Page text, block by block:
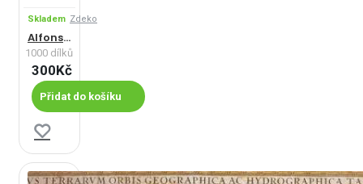
Skladem Zdeko
Alfons Mucha
1000 dílků
300Kč
Přidat do košíku